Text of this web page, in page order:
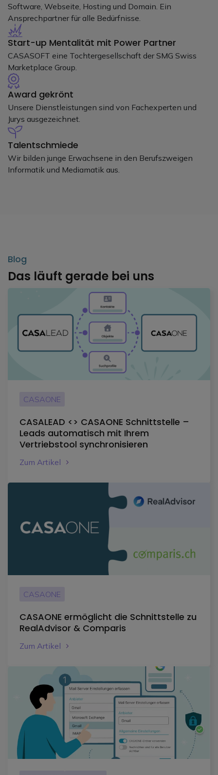
Software, Webseite, Hosting und Domain. Ein
Ansprechpartner für alle Bedürfnisse.
Start-up Mentalität mit Power Partner
CASASOFT eine Tochtergesellschaft der SMG Swiss
Marketplace Group.
Award gekrönt
Unsere Dienstleistungen sind von Fachexperten und
Jurys ausgezeichnet.
Talentschmiede
Wir bilden junge Erwachsene in den Berufszweigen
Informatik und Mediamatik aus.
Blog
Das läuft gerade bei uns
CASAONE
CASALEAD <> CASAONE Schnittstelle –
Leads automatisch mit Ihrem
Vertriebstool synchronisieren
Zum Artikel
CASAONE
CASAONE ermöglicht die Schnittstelle zu
RealAdvisor & Comparis
Zum Artikel